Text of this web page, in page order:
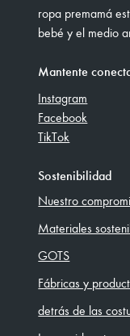
ropa premamá
bebé y el medio
Mantente
Instagram
Facebook
TikTok
Sostenibilidad
Nuestro
Materiales
GOTS
Fábricas y
detrás de las